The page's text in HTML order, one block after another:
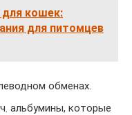
для кошек:
для питомцев
обменах.
альбумины, которые